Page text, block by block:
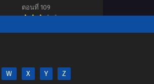
ตอนที่ 109
W X Y Z